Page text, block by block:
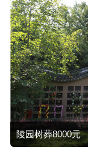
陵园树葬8000元